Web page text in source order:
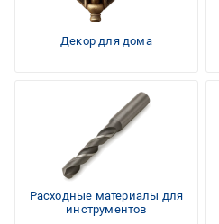
Декор для дома
Расходные материалы для
инструментов